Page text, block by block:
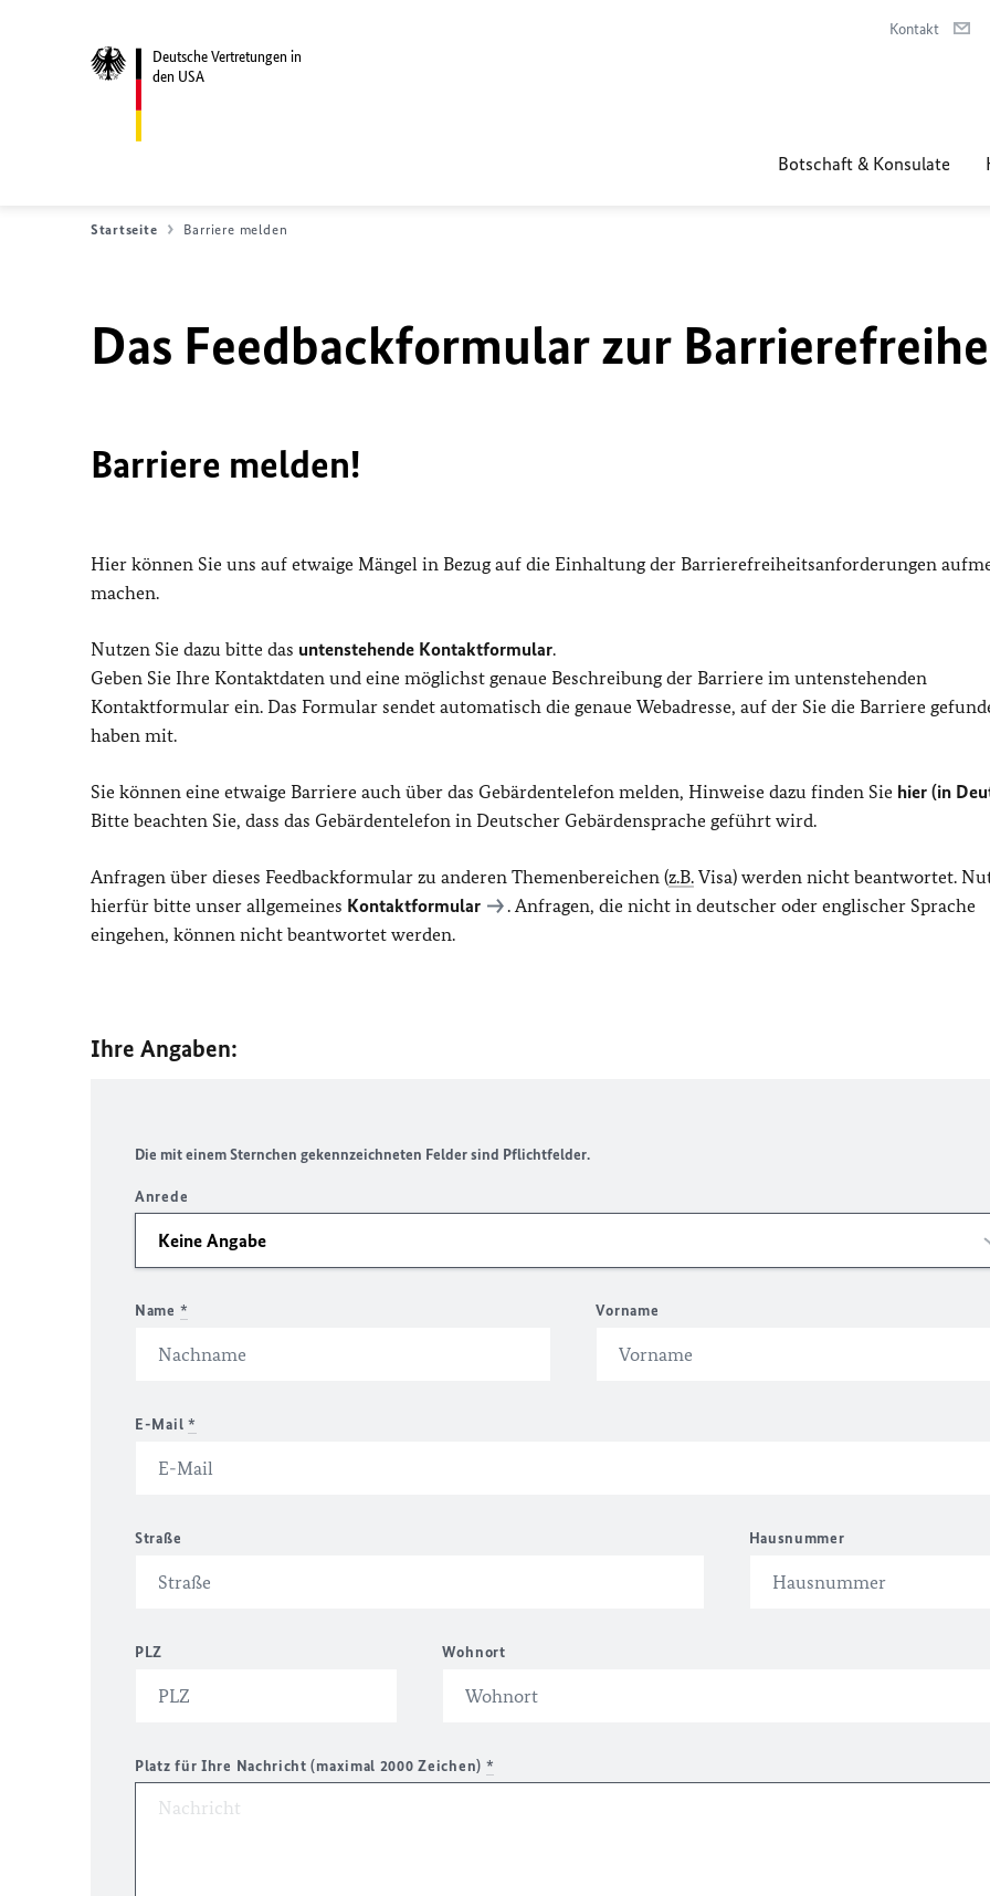
Deutsche Vertretungen in
den USA
Kontakt
Botschaft & Konsulate
Startseite Barriere melden
Das Feedbackformular zur
Barriere melden!
Hier können Sie uns auf etwaige Mängel in Bezug auf die Einhaltung der Barrierefreiheitsanforderungen
machen.
Nutzen Sie dazu bitte das untenstehende Kontaktformular.
Geben Sie Ihre Kontaktdaten und eine möglichst genaue Beschreibung der Barriere im untenstehenden
Kontaktformular ein. Das Formular sendet automatisch die genaue Webadresse, auf der Sie die Barriere
haben mit.
Sie können eine etwaige Barriere auch über das Gebärdentelefon melden, Hinweise dazu finden Sie hier (in
Bitte beachten Sie, dass das Gebärdentelefon in Deutscher Gebärdensprache geführt wird.
Anfragen über dieses Feedbackformular zu anderen Themenbereichen (z.B. Visa) werden nicht beantwortet.
hierfür bitte unser allgemeines Kontaktformular
. Anfragen, die nicht in deutscher oder englischer Sprache
eingehen, können nicht beantwortet werden.
Ihre Angaben:
Die mit einem Sternchen gekennzeichneten Felder sind Pflichtfelder.
Anrede
Name * Vorname
E-Mail *
Straße Hausnummer
PLZ Wohnort
Platz für Ihre Nachricht (maximal 2000 Zeichen) *